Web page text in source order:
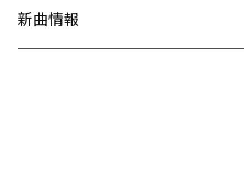
新曲情報